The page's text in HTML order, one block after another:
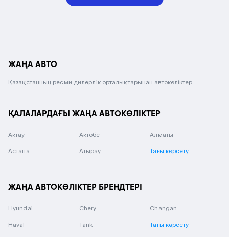
ЖАҢА АВТО
Қазақстанның ресми дилерлік орталықтарынан автокөліктер
ҚАЛАЛАРДАҒЫ ЖАҢА АВТОКӨЛІКТЕР
Актау Актобе Алматы
Астана Атырау Тағы көрсету
ЖАҢА АВТОКӨЛІКТЕР БРЕНДТЕРІ
Hyundai Chery Changan
Haval Tank Тағы көрсету